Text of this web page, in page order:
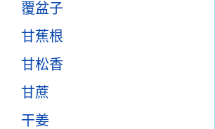
覆盆子
甘蕉根
甘松香
甘蔗
干姜